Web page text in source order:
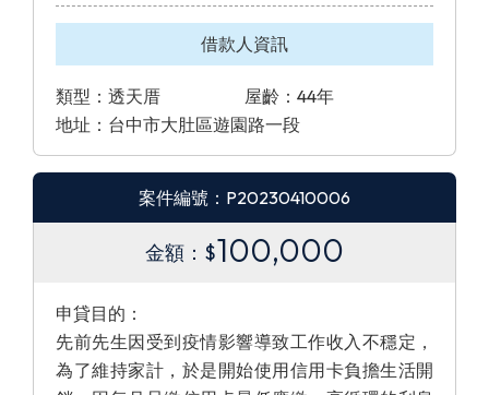
借款人資訊
類型：透天厝
屋齡：44年
地址：台中市大肚區遊園路一段
案件編號：P20230410006
金額：$100,000
申貸目的：
先前先生因受到疫情影響導致工作收入不穩定，
為了維持家計，於是開始使用信用卡負擔生活開